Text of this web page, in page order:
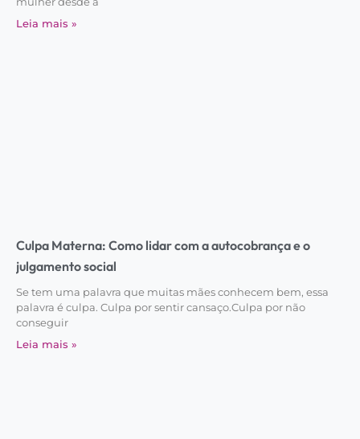
Leia mais »
Culpa Materna: Como lidar com a autocobrança e o
julgamento social
Se tem uma palavra que muitas mães conhecem bem, essa
palavra é culpa. Culpa por sentir cansaço.Culpa por não
conseguir
Leia mais »